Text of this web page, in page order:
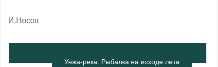
И.Носов
Унжа-река. Рыбалка на исходе лета